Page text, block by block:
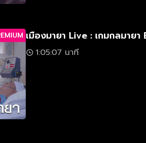
เมืองมายา Live : เกมกลมายา
1:05:07 นาที